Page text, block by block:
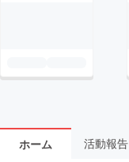
ホーム 活動報告